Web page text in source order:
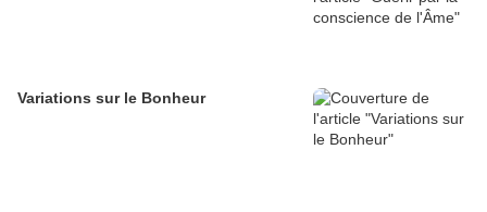
Variations sur le Bonheur